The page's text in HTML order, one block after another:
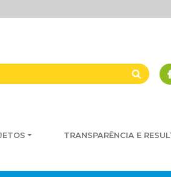
TRANSPARÊNCIA E